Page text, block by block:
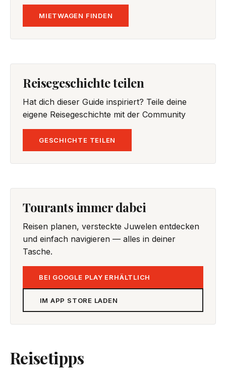
MIETWAGEN FINDEN
Reisegeschichte teilen
Hat dich dieser Guide inspiriert? Teile deine
eigene Reisegeschichte mit der Community
GESCHICHTE TEILEN
Tourants immer dabei
Reisen planen, versteckte Juwelen entdecken
und einfach navigieren — alles in deiner
Tasche.
BEI GOOGLE PLAY ERHÄLTLICH
IM APP STORE LADEN
Reisetipps